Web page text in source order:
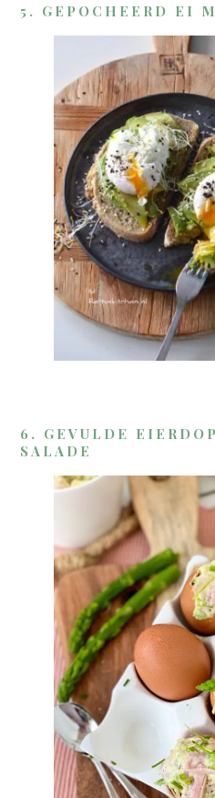
5. GEPOCHEERD EI
6. GEVULDE
SALADE